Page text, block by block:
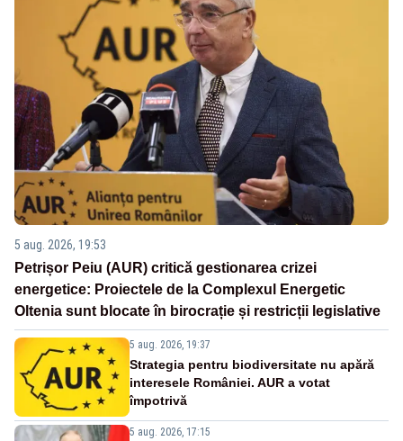
5 aug. 2026, 19:53
Petrișor Peiu (AUR) critică gestionarea crizei
energetice: Proiectele de la Complexul Energetic
Oltenia sunt blocate în birocrație și restricții legislative
5 aug. 2026, 19:37
Strategia pentru biodiversitate nu apără
interesele României. AUR a votat
împotrivă
5 aug. 2026, 17:15